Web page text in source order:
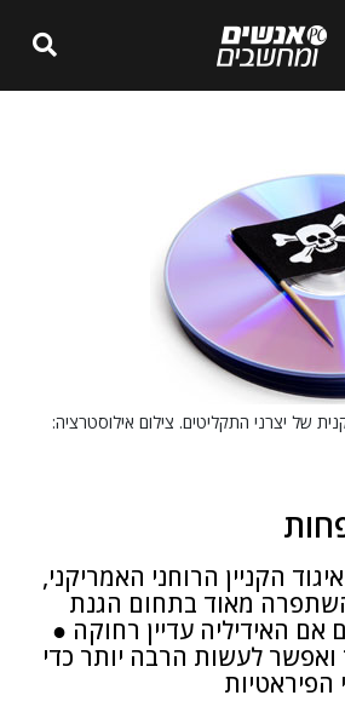
של יצרני התקליטים. צילום אילוסטרציה:
הקניין הרוחני האמריקני,
מאוד בתחום הגנת
אם האידיליה עדיין רחוקה ●
לעשות הרבה יותר כדי
הפיראטיות